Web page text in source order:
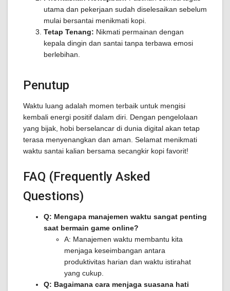
utama dan pekerjaan sudah diselesaikan sebelum
mulai bersantai menikmati kopi.
Tetap Tenang: Nikmati permainan dengan
kepala dingin dan santai tanpa terbawa emosi
berlebihan.
Penutup
Waktu luang adalah momen terbaik untuk mengisi
kembali energi positif dalam diri. Dengan pengelolaan
yang bijak, hobi berselancar di dunia digital akan tetap
terasa menyenangkan dan aman. Selamat menikmati
waktu santai kalian bersama secangkir kopi favorit!
FAQ (Frequently Asked
Questions)
Q: Mengapa manajemen waktu sangat penting
saat bermain game online?
A: Manajemen waktu membantu kita
menjaga keseimbangan antara
produktivitas harian dan waktu istirahat
yang cukup.
Q: Bagaimana cara menjaga suasana hati